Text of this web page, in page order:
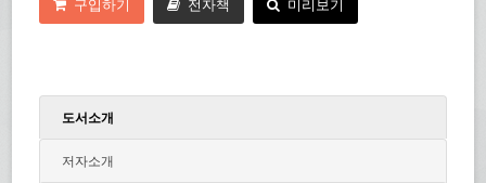
구입하기 전자책 미리보기
도서소개
저자소개